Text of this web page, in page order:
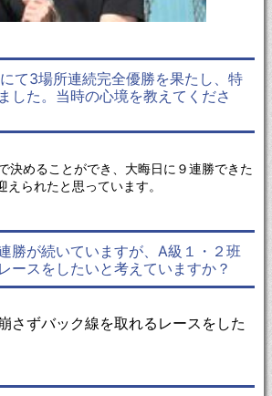
て3場所連続完全優勝を果たし、特
した。当時の心境を教えてくださ
決めることができ、大晦日に９連勝できた
られたと思っています。
勝が続いていますが、A級１・２班
ースをしたいと考えていますか？
さずバック線を取れるレースをした